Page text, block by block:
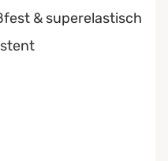
& superelastisch